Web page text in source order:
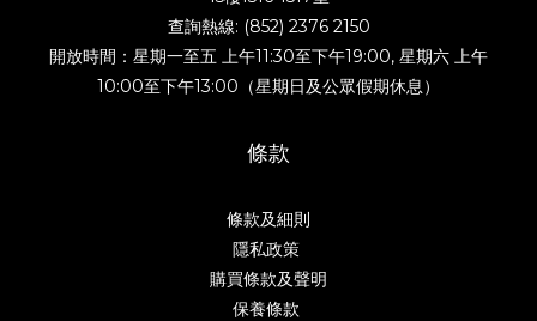
查詢熱線: (852) 2376 2150
開放時間：星期一至五 上午11:30至下午19:00, 星期六 上午
10:00至下午13:00（星期日及公眾假期休息）
條款
條款及細則
隱私政策
購買條款及聲明
保養條款